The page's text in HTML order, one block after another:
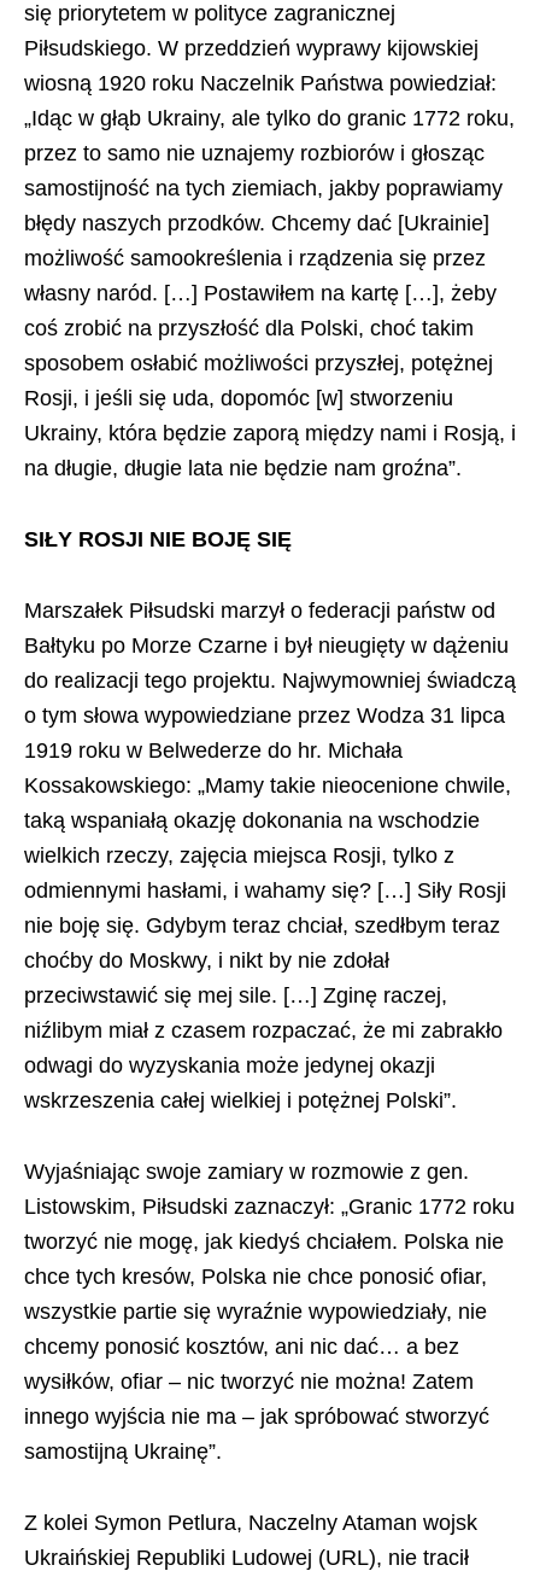
się priorytetem w polityce zagranicznej
Piłsudskiego. W przeddzień wyprawy kijowskiej
wiosną 1920 roku Naczelnik Państwa powiedział:
„Idąc w głąb Ukrainy, ale tylko do granic 1772 roku,
przez to samo nie uznajemy rozbiorów i głosząc
samostijność na tych ziemiach, jakby poprawiamy
błędy naszych przodków. Chcemy dać [Ukrainie]
możliwość samookreślenia i rządzenia się przez
własny naród. […] Postawiłem na kartę […], żeby
coś zrobić na przyszłość dla Polski, choć takim
sposobem osłabić możliwości przyszłej, potężnej
Rosji, i jeśli się uda, dopomóc [w] stworzeniu
Ukrainy, która będzie zaporą między nami i Rosją, i
na długie, długie lata nie będzie nam groźna”.
SIŁY ROSJI NIE BOJĘ SIĘ
Marszałek Piłsudski marzył o federacji państw od
Bałtyku po Morze Czarne i był nieugięty w dążeniu
do realizacji tego projektu. Najwymowniej świadczą
o tym słowa wypowiedziane przez Wodza 31 lipca
1919 roku w Belwederze do hr. Michała
Kossakowskiego: „Mamy takie nieocenione chwile,
taką wspaniałą okazję dokonania na wschodzie
wielkich rzeczy, zajęcia miejsca Rosji, tylko z
odmiennymi hasłami, i wahamy się? […] Siły Rosji
nie boję się. Gdybym teraz chciał, szedłbym teraz
choćby do Moskwy, i nikt by nie zdołał
przeciwstawić się mej sile. […] Zginę raczej,
niźlibym miał z czasem rozpaczać, że mi zabrakło
odwagi do wyzyskania może jedynej okazji
wskrzeszenia całej wielkiej i potężnej Polski”.
Wyjaśniając swoje zamiary w rozmowie z gen.
Listowskim, Piłsudski zaznaczył: „Granic 1772 roku
tworzyć nie mogę, jak kiedyś chciałem. Polska nie
chce tych kresów, Polska nie chce ponosić ofiar,
wszystkie partie się wyraźnie wypowiedziały, nie
chcemy ponosić kosztów, ani nic dać… a bez
wysiłków, ofiar – nic tworzyć nie można! Zatem
innego wyjścia nie ma – jak spróbować stworzyć
samostijną Ukrainę”.
Z kolei Symon Petlura, Naczelny Ataman wojsk
Ukraińskiej Republiki Ludowej (URL), nie tracił